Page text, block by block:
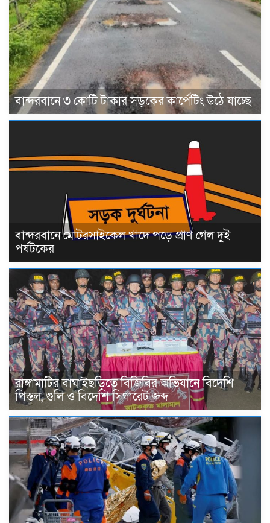
বান্দরবানে ৩ কোটি টাকার সড়কের কার্পেটিং উঠে যাচ্ছে
বান্দরবানে মোটরসাইকেল খাদে পড়ে প্রাণ গেল দুই
পর্যটকের
রাঙ্গামাটির বাঘাইছড়িতে বিজিবির অভিযানে বিদেশি
পিস্তল, গুলি ও বিদেশি সিগারেট জব্দ